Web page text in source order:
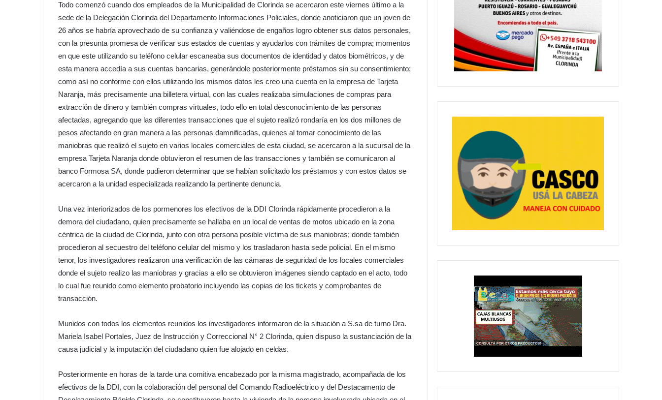
Todo comenzó cuando dos empleados de la Municipalidad de Clorinda se acercaron este viernes último a la
sede de la Delegación Clorinda del Departamento Informaciones Policiales, donde anoticiaron que un joven de
26 años se habría aprovechado de su confianza y valiéndose de engaños logro obtener sus datos personales,
con la presunta promesa de verificar sus estados de cuentas y ayudarlos con trámites de compra; momentos
en que este utilizando su teléfono celular escaneaba sus documentos de identidad y datos biométricos, y de
esta manera accedía a sus cuentas bancarias, generándole posteriormente préstamos sin su consentimiento;
como así no conforme con ellos utilizando los mismos datos les creo una cuenta en la empresa de Tarjeta
Naranja, más precisamente una billetera virtual, con las cuales realizaba simulaciones de compras para
extracción de dinero y también compras virtuales, todo ello en total desconocimiento de las personas
afectadas, agregando que las diferentes transacciones que el sujeto realizó rondaría en los dos millones de
pesos afectando en gran manera a las personas damnificadas, quienes al tomar conocimiento de las
maniobras que realizó el sujeto en varios locales comerciales de esta ciudad, se acercaron a la sucursal de la
empresa Tarjeta Naranja donde obtuvieron el resumen de las transacciones y también se comunicaron al
banco Formosa SA, donde pudieron determinar que se habían solicitado los préstamos y con estos datos se
acercaron a la unidad especializada realizando la pertinente denuncia.
Una vez interiorizados de los pormenores los efectivos de la DDI Clorinda rápidamente procedieron a la
demora del ciudadano, quien precisamente se hallaba en un local de ventas de motos ubicado en la zona
céntrica de la ciudad de Clorinda, junto con otra persona posible víctima de sus maniobras; donde también
procedieron al secuestro del teléfono celular del mismo y los trasladaron hasta sede policial. En el mismo
tenor, los investigadores realizaron una verificación de las cámaras de seguridad de los locales comerciales
donde el sujeto realizo las maniobras y gracias a ello se obtuvieron imágenes siendo captado en el acto, todo
lo cual fue reunido como elemento probatorio incluyendo las copias de los tickets y comprobantes de
transacción.
Munidos con todos los elementos reunidos los investigadores informaron de la situación a S.sa de turno Dra.
Mariela Isabel Portales, Juez de Instrucción y Correccional N° 2 Clorinda, quien dispuso la sustanciación de la
causa judicial y la imputación del ciudadano quien fue alojado en celdas.
Posteriormente en horas de la tarde una comitiva encabezado por la misma magistrado, acompañada de los
efectivos de la DDI, con la colaboración del personal del Comando Radioeléctrico y del Destacamento de